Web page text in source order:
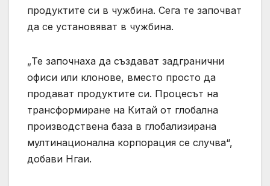
продуктите си в чужбина. Сега те започват
да се установяват в чужбина.
„Те започнаха да създават задгранични
офиси или клонове, вместо просто да
продават продуктите си. Процесът на
трансформиране на Китай от глобална
производствена база в глобализирана
мултинационална корпорация се случва“,
добави Нгаи.